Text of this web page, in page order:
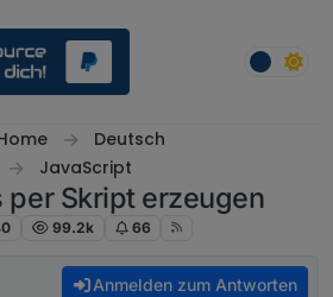
Deutsch
JavaScript
per Skript erzeugen
99.2k 66
Anmelden zum Antworten